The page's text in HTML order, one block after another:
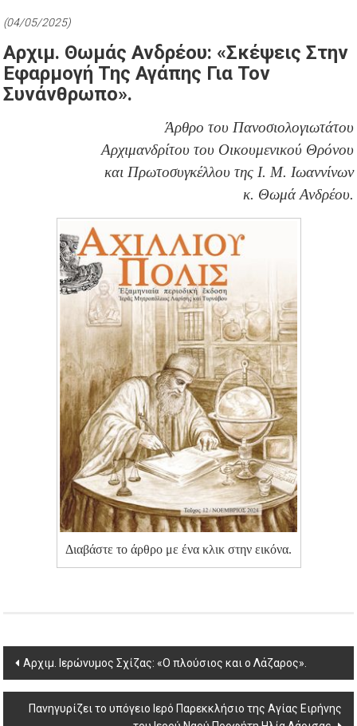
(04/05/2025)
Αρχιμ. Θωμάς Ανδρέου: «Σκέψεις Στην
Εφαρμογή Της Αγάπης Για Τον
Συνάνθρωπο».
Άρθρο του Πανοσιολογιωτάτου
Αρχιμανδρίτου του Οικουμενικού Θρόνου
και Πρωτοσυγκέλλου της Ι. Μ. Ιωαννίνων
κ. Θωμά Ανδρέου.
Διαβάστε το άρθρο με ένα κλικ στην εικόνα.
Post
navigation
Aρχιμ. Ιερώνυμος Σχίζας: «Ο πλούσιος και ο Λάζαρος».
Πανηγυρίζει το υπόγειο Ιερό Παρεκκλήσιο της Αγίας Ειρήνης